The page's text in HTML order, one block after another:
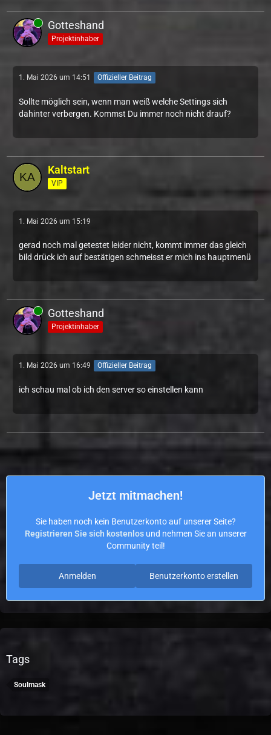
Gotteshand
Projektinhaber
1. Mai 2026 um 14:51 Offizieller Beitrag
Sollte möglich sein, wenn man weiß welche Settings sich
dahinter verbergen. Kommst Du immer noch nicht drauf?
Kaltstart
VIP
1. Mai 2026 um 15:19
gerad noch mal getestet leider nicht, kommt immer das gleich
bild drück ich auf bestätigen schmeisst er mich ins hauptmenü
Gotteshand
Projektinhaber
1. Mai 2026 um 16:49 Offizieller Beitrag
ich schau mal ob ich den server so einstellen kann
Jetzt mitmachen!
Sie haben noch kein Benutzerkonto auf unserer Seite?
Registrieren Sie sich kostenlosund nehmen Sie an unserer
Community teil!
Benutzerkonto erstellen
Anmelden
Tags
Soulmask